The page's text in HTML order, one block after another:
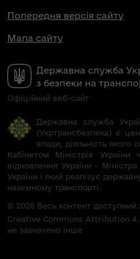
Державна служба
з безпеки на
Офіційний веб-сайт
Попередня версія сайту
Мапа сайту
Державна служба
(Укртрансбезпека) є
влади, діяльність якого
Кабінетом Міністрів України
відновлення України -
України і який реалізує
наземному транспорті.
© 2026 Весь контент доступний
Creative Commons Attribution
не зазначено інше